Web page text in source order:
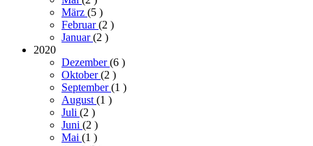
März (5 )
Februar(2 )
Januar(2 )
2020
Dezember(6 )
Oktober(2 )
September(1 )
August (1 )
Juli (2 )
Juni (2 )
Mai (1 )